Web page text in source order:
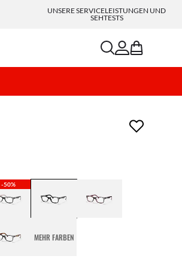
UNSERE SERVICELEISTUNGEN UND
SEHTESTS
searchaccount
bag
entfernt
-50%
MEHR FARBEN